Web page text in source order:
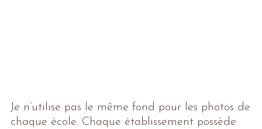
Je n’utilise pas le même fond pour les photos de
chaque école. Chaque établissement possède